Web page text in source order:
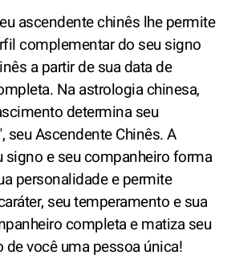
ascendente chinês lhe permite
complementar do seu signo
a partir de sua data de
Na astrologia chinesa,
determina seu
seu Ascendente Chinês. A
signo e seu companheiro forma
personalidade e permite
seu temperamento e sua
completa e matiza seu
de você uma pessoa única!